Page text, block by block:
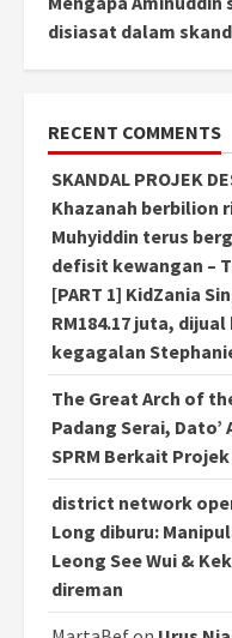
disiasat dalam
RECENT COMMENTS
SKANDAL PROJEK
Khazanah berbilion
Muhyiddin terus
defisit kewangan –
[PART 1] KidZania
RM184.17 juta,
kegagalan
The Great Arch of
Padang Serai,
SPRM Berkait
district network
Long diburu:
Leong See Wui &
direman